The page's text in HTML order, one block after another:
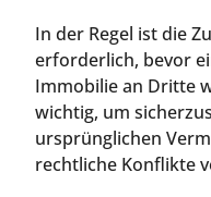
In der Regel ist die
erforderlich, bevor
Immobilie an Dritte
wichtig, um
ursprünglichen
rechtliche Konflikte